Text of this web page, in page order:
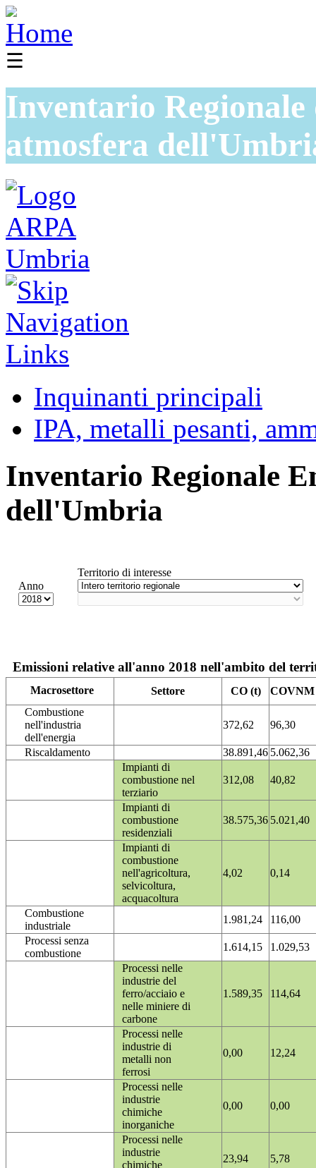
☰
Inventario
atmosfera
Inquinanti principali
IPA, metalli pesanti,
Inventario Regionale
dell'Umbria
Anno
Territorio di interesse
Emissioni relative all'anno 2018 nell'ambito del
Macrosettore Settore CO (t)
COVNM
Combustione
nell'industria
dell'energia
372,62 96,30
Riscaldamento 38.891,46 5.062,36
Impianti di
combustione nel
terziario
312,08 40,82
Impianti di
combustione
residenziali
38.575,36 5.021,40
Impianti di
combustione
nell'agricoltura,
selvicoltura,
acquacoltura
4,02 0,14
Combustione
industriale
1.981,24
116,00
Processi senza
combustione
1.614,15
1.029,53
Processi nelle
industrie del
ferro/acciaio e
nelle miniere di
carbone
1.589,35 114,64
Processi nelle
industrie di
metalli non
ferrosi
0,00 12,24
Processi nelle
industrie
chimiche
inorganiche
0,00 0,00
Processi nelle
industrie
chimiche
23,94 5,78